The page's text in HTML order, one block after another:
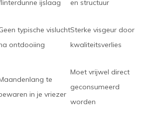
ijslaag en structuur
typische vislucht
ontdooiing
Sterke visgeur door
kwaliteitsverlies
te
in je vriezer
Moet vrijwel direct
geconsumeerd
worden